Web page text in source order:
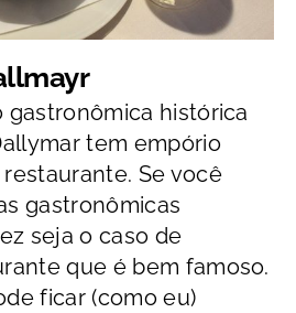
gastronômica histórica
tem empório
Se você
gastronômicas
seja o caso de
que é bem famoso.
ficar (como eu)